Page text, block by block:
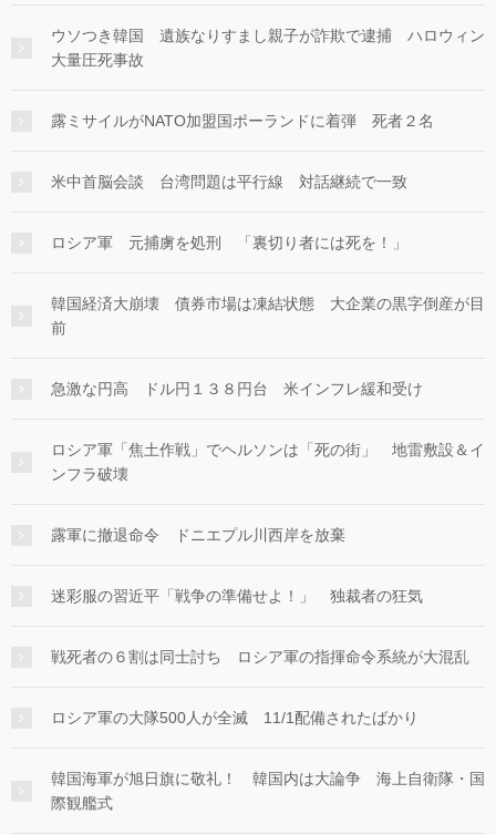
ウソつき韓国 遺族なりすまし親子が詐欺で逮捕 ハロウィン
大量圧死事故
露ミサイルがNATO加盟国ポーランドに着弾 死者２名
米中首脳会談 台湾問題は平行線 対話継続で一致
ロシア軍 元捕虜を処刑 「裏切り者には死を！」
韓国経済大崩壊 債券市場は凍結状態 大企業の黒字倒産が目
前
急激な円高 ドル円１３８円台 米インフレ緩和受け
ロシア軍「焦土作戦」でヘルソンは「死の街」 地雷敷設＆イ
ンフラ破壊
露軍に撤退命令 ドニエプル川西岸を放棄
迷彩服の習近平「戦争の準備せよ！」 独裁者の狂気
戦死者の６割は同士討ち ロシア軍の指揮命令系統が大混乱
ロシア軍の大隊500人が全滅 11/1配備されたばかり
韓国海軍が旭日旗に敬礼！ 韓国内は大論争 海上自衛隊・国
際観艦式